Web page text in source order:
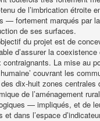
de l’imbrication étroite
— fortement marqués par
de ses surfaces.
du projet est de
d’assurer la
La mise au
couvrant les
dix-huit zones centrales
de l’aménagement
— impliqués, et de
dans l’espace